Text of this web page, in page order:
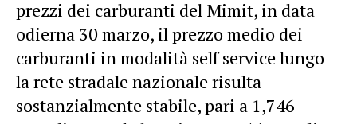
prezzi dei carburanti del Mimit, in data
odierna 30 marzo, il prezzo medio dei
carburanti in modalità self service lungo
la rete stradale nazionale risulta
sostanzialmente stabile, pari a 1,746